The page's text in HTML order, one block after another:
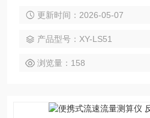
污水腐蚀、不受泥沙干扰，并可在
感度的平面窄带雷达探头和角度
即可实现水平和垂直角度的自动
更新时间：2026-05-07
产品型号：XY-LS51
浏览量：158